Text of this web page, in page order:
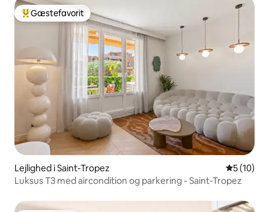
Bedste gæstefavorit
Gæstefavorit
Lejlighed i Saint-Tropez 5 ud af 5 i
5 (10)
Luksus T3 med aircondition og parkering - Saint-Tropez